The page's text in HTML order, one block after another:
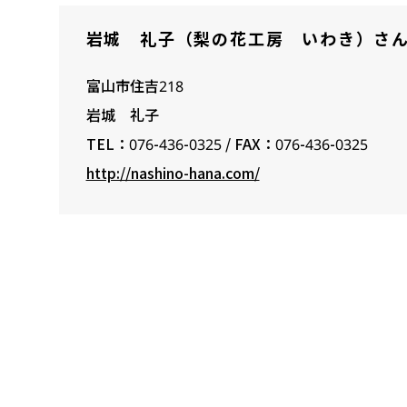
岩城 礼子（梨の花工房 いわき）さ
富山市住吉218
岩城 礼子
TEL：076-436-0325 / FAX：076-436-0325
http://nashino-hana.com/